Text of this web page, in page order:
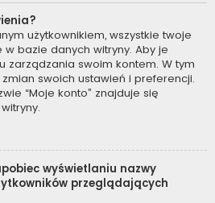
użytkownikiem, wszystkie twoje
bazie danych witryny. Aby je
zarządzania swoim kontem. W tym
swoich ustawień i preferencji.
“Moje konto” znajduje się
wyświetlaniu nazwy
przeglądających